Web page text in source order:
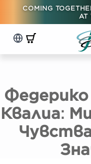
COMING
AT
Квалиа: